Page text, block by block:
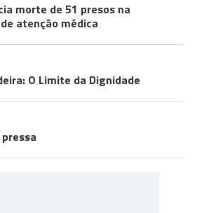
morte de 51 presos na
atenção médica
O Limite da Dignidade